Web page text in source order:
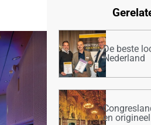
De beste
Nederland
en origineel